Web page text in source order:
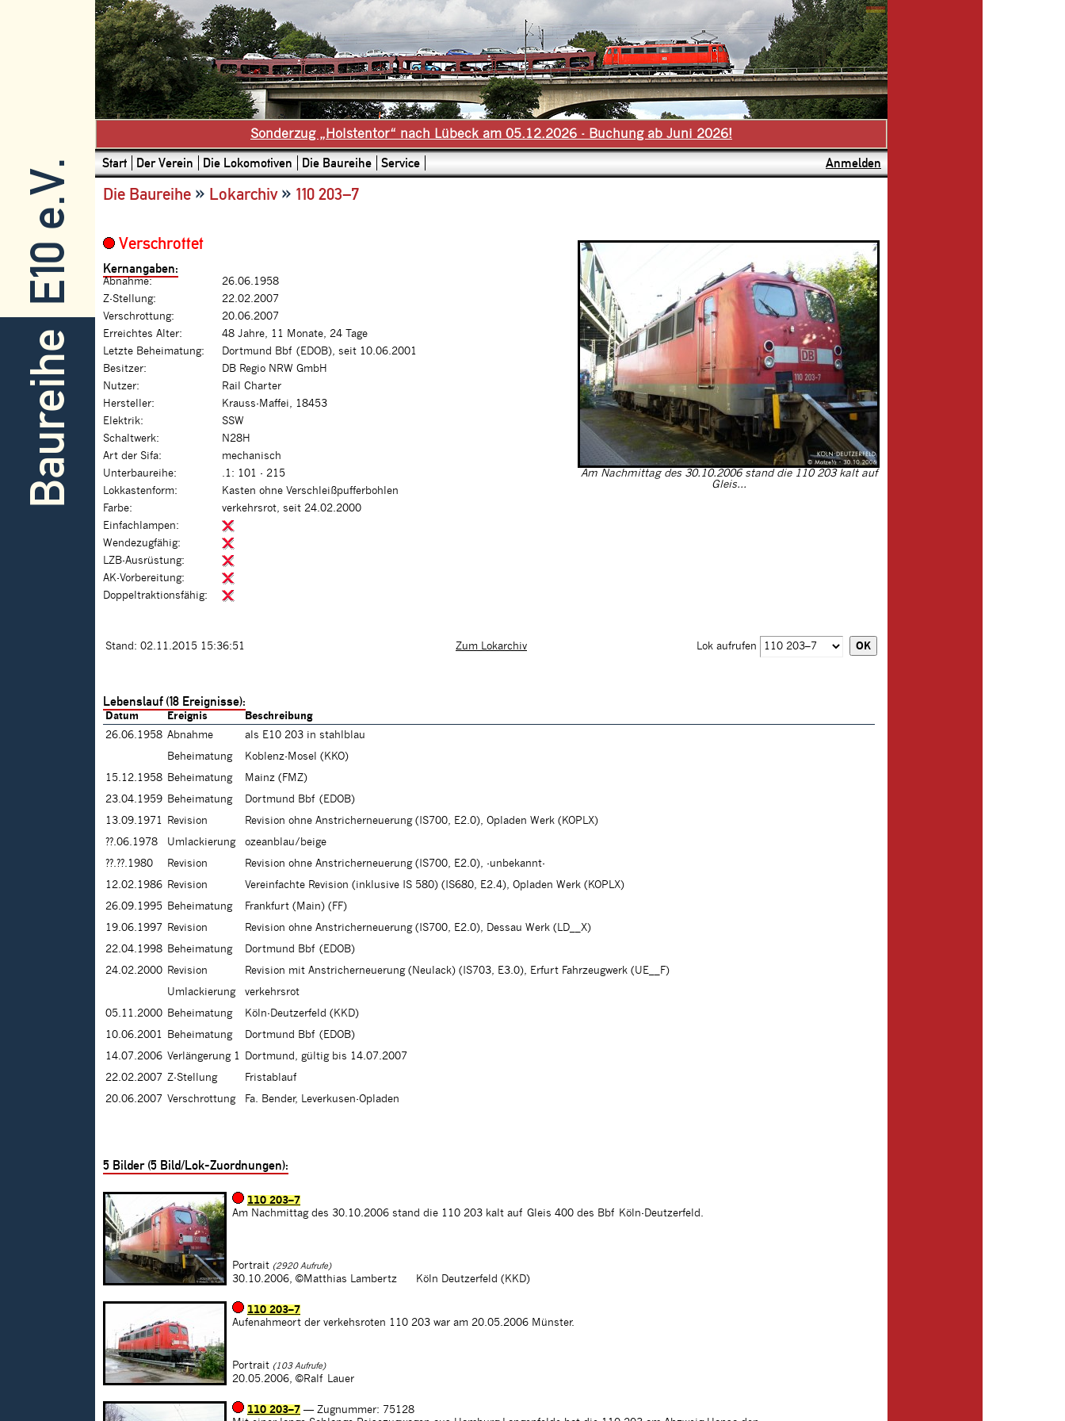
E10 e.V.
Baureihe
Sonderzug „Holstentor“ nach Lübeck am 05.12.2026 - Buchung ab Juni 2026!
Start Der Verein Die Lokomotiven Die Baureihe Service Anmelden
Die Baureihe » Lokarchiv» 110 203–7
Am Nachmittag des 30.10.2006 stand die 110 203 kalt auf
Gleis...
Verschrottet
Kernangaben:
Abnahme:
26.06.1958
Z-Stellung:
22.02.2007
Verschrottung:
20.06.2007
Erreichtes Alter:
48 Jahre, 11 Monate, 24 Tage
Letzte Beheimatung:
Dortmund Bbf (EDOB), seit 10.06.2001
Besitzer:
DB Regio NRW GmbH
Nutzer:
Rail Charter
Hersteller:
Krauss-Maffei, 18453
Elektrik:
SSW
Schaltwerk:
N28H
Art der Sifa:
mechanisch
Unterbaureihe:
.1: 101 - 215
Lokkastenform:
Kasten ohne Verschleißpufferbohlen
Farbe:
verkehrsrot, seit 24.02.2000
Einfachlampen:
Wendezugfähig:
LZB-Ausrüstung:
AK-Vorbereitung:
Doppeltraktionsfähig:
Stand: 02.11.2015 15:36:51 Zum Lokarchiv Lok aufrufen
Lebenslauf (18 Ereignisse):
Datum Ereignis
Beschreibung
26.06.1958 Abnahme
als E10 203 in stahlblau
Beheimatung
Koblenz-Mosel (KKO)
15.12.1958 Beheimatung
Mainz (FMZ)
23.04.1959 Beheimatung
Dortmund Bbf (EDOB)
13.09.1971
Revision
Revision ohne Anstricherneuerung (IS700, E2.0), Opladen Werk (KOPLX)
??.06.1978
Umlackierung
ozeanblau/beige
??.??.1980
Revision
Revision ohne Anstricherneuerung (IS700, E2.0), -unbekannt-
12.02.1986 Revision
Vereinfachte Revision (inklusive IS 580) (IS680, E2.4), Opladen Werk (KOPLX)
26.09.1995 Beheimatung
Frankfurt (Main) (FF)
19.06.1997
Revision
Revision ohne Anstricherneuerung (IS700, E2.0), Dessau Werk (LD__X)
22.04.1998 Beheimatung
Dortmund Bbf (EDOB)
24.02.2000 Revision
Revision mit Anstricherneuerung (Neulack) (IS703, E3.0), Erfurt Fahrzeugwerk (UE__F)
Umlackierung
verkehrsrot
05.11.2000 Beheimatung
Köln-Deutzerfeld (KKD)
10.06.2001
Beheimatung
Dortmund Bbf (EDOB)
14.07.2006 Verlängerung 1
Dortmund, gültig bis 14.07.2007
22.02.2007 Z-Stellung
Fristablauf
20.06.2007 Verschrottung Fa. Bender, Leverkusen-Opladen
5 Bilder (5 Bild/Lok-Zuordnungen):
110 203–7
Am Nachmittag des 30.10.2006 stand die 110 203 kalt auf Gleis 400 des Bbf Köln-Deutzerfeld.
Portrait (2920 Aufrufe)
30.10.2006, ©Matthias Lambertz Köln Deutzerfeld (KKD)
110 203–7
Aufenahmeort der verkehsroten 110 203 war am 20.05.2006 Münster.
Portrait (103 Aufrufe)
20.05.2006, ©Ralf Lauer
110 203–7 — Zugnummer: 75128